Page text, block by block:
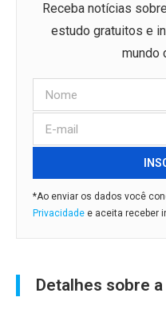
Receba notícias
estudo gratuitos e
mundo
*Ao enviar os dados você
Privacidade e aceita receber
Detalhes sobre